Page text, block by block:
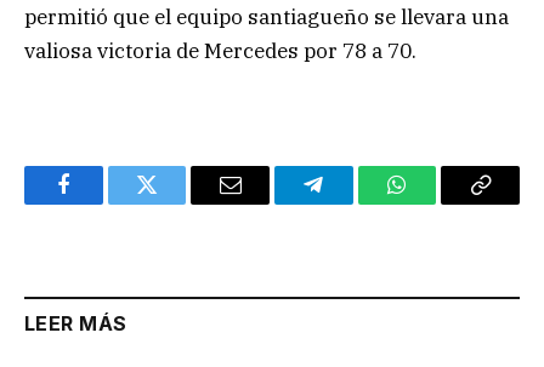
permitió que el equipo santiagueño se llevara una
valiosa victoria de Mercedes por 78 a 70.
FacebookTwitter Email TelegramWhatsAppCopy
LEER MÁS